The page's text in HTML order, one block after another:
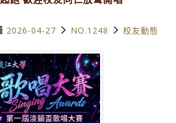
2026-04-27 NO.1248 校友動態